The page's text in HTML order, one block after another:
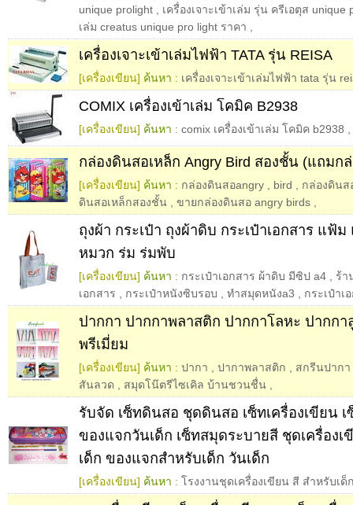
unique prolight
เครื่องเจาะเข้าเล่ม รุ่น ครีเอตุส unique
เล่ม creatus unique pro light ราคา
เครื่องเจาะเข้าเล่มไฟฟ้า TATA รุ่น REISA
[เครื่องเขียน] ค้นหา : เครื่องเจาะเข้าเล่มไฟฟ้า tata รุ่น
COMIX เครื่องเข้าเล่ม โคมิค B2938
[เครื่องเขียน] ค้นหา : comix เครื่องเข้าเล่ม โคมิค b2938
กล่องดินสอเหล็ก Angry Bird สองชั้น (แถมก
[เครื่องเขียน] ค้นหา : กล่องดินสอangry bird
กล่องดินส
ดินสอเหล็กสองชั้น
ขายกล่องดินสอ angry birds
ถุงผ้า กระเป๋า ถุงผ้าดิบ กระเป๋าเอกสาร แฟ้
หมวก ร่ม ร่มพับ
[เครื่องเขียน] ค้นหา : กระเป๋าเอกสาร ผ้าดิบ มีซิป a4
ร้า
เอกสาร
กระเป๋าหนังซิบรอบ ทำสมุดหนังa3 กระเป๋าเ
ปากกา ปากกาพลาสติก ปากกาโลหะ ปากก
พรีเมี่ยม
[เครื่องเขียน] ค้นหา : ปากา ปากาพลาสติก สกรีนปากา
สันลวด
สมุดโน๊ตรีไซเคิล บ้านชวนชื่น
รับจัด เซ็ทดินสอ ชุดดินสอ เซ็ทเครื่องเขียน
ของแจกวันเด็ก เซ็ทสมุดระบายสี ชุดเครื่อง
เด็ก ของแจกสำหรับเด็ก วันเด็ก
[เครื่องเขียน] ค้นหา : โรงงานชุดเครื่องเขียน สี สำหรับเ